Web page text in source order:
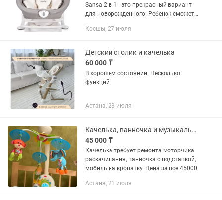
Sansa 2 в 1 - это прекрасный вариант
для новорожденного. Ребенок сможет
укачивания маминых рук. Устройство
Косшы, 27 июля
Детский столик и качелька
60 000 ₸
В хорошем состоянии. Несколько
функций
Астана, 23 июля
Качелька, ванночка и музыкальная мобиль на кроватку
45 000 ₸
Качелька требует ремонта моторчика
раскачивания, ванночка с подставкой,
мобиль на кроватку. Цена за все 45000
Астана, 21 июля